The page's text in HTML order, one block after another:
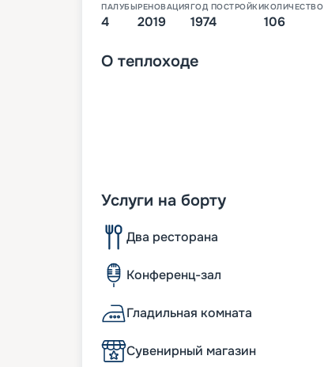
ПАЛУБЫ
4
РЕНОВАЦИЯ
2019
ГОД ПОСТРОЙКИ
1974 106
О теплоходе
Услуги на борту
Два ресторана
Конференц-зал
Гладильная комната
Сувенирный магазин